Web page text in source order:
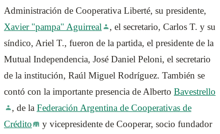
Administración de Cooperativa Liberté, su presidente,
Xavier "pampa" Aguirreal
, el secretario, Carlos T. y su
síndico, Ariel T., fueron de la partida, el presidente de la
Mutual Independencia, José Daniel Peloni, el secretario
de la institución, Raúl Miguel Rodríguez. También se
contó con la importante presencia de Alberto Bavestrello
, de la Federación Argentina de Cooperativas de
Crédito
y vicepresidente de Cooperar, socio fundador